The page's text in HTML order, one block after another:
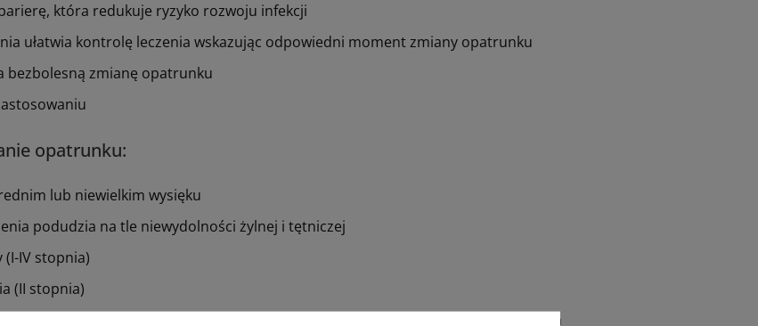
która redukuje ryzyko rozwoju infekcji
ułatwia kontrolę leczenia wskazując odpowiedni moment zmiany opatrunku
bezbolesną zmianę opatrunku
opatrunku:
lub niewielkim wysięku
podudzia na tle niewydolności żylnej i tętniczej
(I-IV stopnia)
(II stopnia)
pobrania skóry do przeszczepu, rany pourazowe, rany po operacjach chirurgicznych